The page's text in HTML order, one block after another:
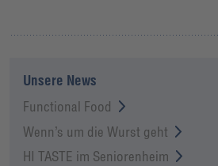
Unsere News
Functional Food
Wenn’s um die Wurst geht
HI TASTE im Seniorenheim